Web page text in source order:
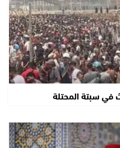
سبتة المحتلة